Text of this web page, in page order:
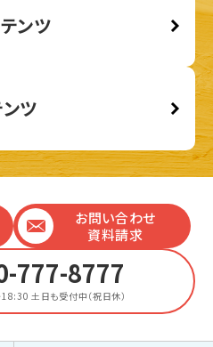
ンツ
ツ
お問い合わせ
資料請求
777-8777
18:30 土日も受付中（祝日休）